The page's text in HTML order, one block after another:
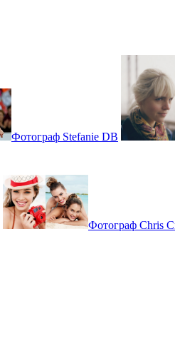
Фотограф Stefanie DB
Фотограф Chris